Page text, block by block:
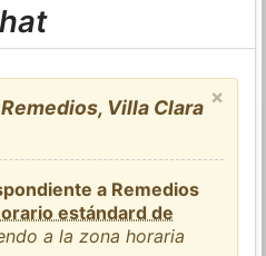
×
Villa Clara
a Remedios
estándard de
a la zona horaria